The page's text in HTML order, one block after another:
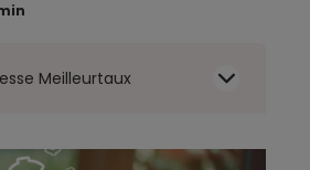
Meilleurtaux